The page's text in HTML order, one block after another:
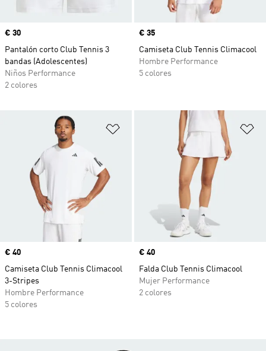
Precio
€ 30
Pantalón corto Club Tennis 3
bandas (Adolescentes)
Niños Performance
2 colores
Precio
€ 35
Camiseta Club Tennis Climacool
Hombre Performance
5 colores
Añadir a la lista de deseos
Precio
€ 40
Camiseta Club Tennis Climacool
3-Stripes
Hombre Performance
5 colores
Precio
€ 40
Falda Club Tennis Climacool
Mujer Performance
2 colores